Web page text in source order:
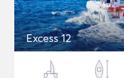
Excess 12